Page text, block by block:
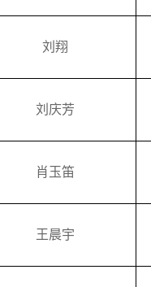
刘翔
刘庆芳
肖玉笛
王晨宇